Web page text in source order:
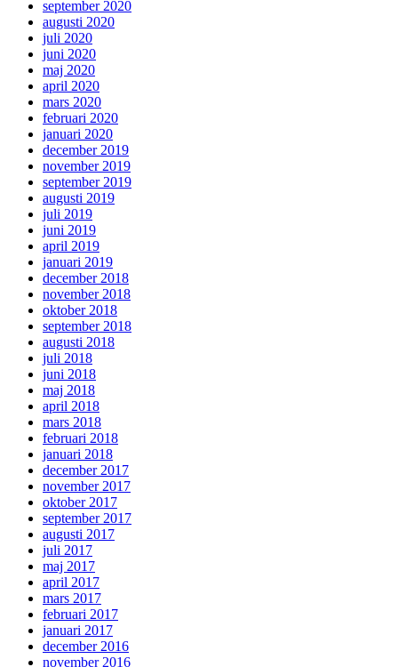
september 2020
augusti 2020
juli 2020
juni 2020
maj 2020
april 2020
mars 2020
februari 2020
januari 2020
december 2019
november 2019
september 2019
augusti 2019
juli 2019
juni 2019
april 2019
januari 2019
december 2018
november 2018
oktober 2018
september 2018
augusti 2018
juli 2018
juni 2018
maj 2018
april 2018
mars 2018
februari 2018
januari 2018
december 2017
november 2017
oktober 2017
september 2017
augusti 2017
juli 2017
maj 2017
april 2017
mars 2017
februari 2017
januari 2017
december 2016
november 2016